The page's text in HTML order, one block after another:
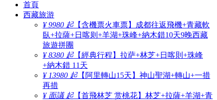
首頁
西藏旅游
¥ 9980 起【含機票火車票】成都往返飛機+青藏軟
臥+拉薩+日喀则+羊湖+珠峰+納木錯10天9晚西藏
旅遊拼團
¥ 8380 起【經典行程】拉萨+林芝+日喀則+珠峰
+納木錯 11天
¥ 13980 起【阿里轉山15天】神山聖湖+轉山+一措
再措
¥ 面議 起【首飛林芝 赏桃花】林芝+拉薩+羊湖+青